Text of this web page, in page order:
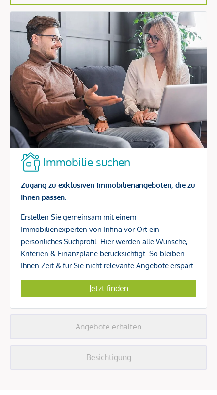
Immobilie suchen
Zugang zu exklusiven Immobilienangeboten, die zu
Ihnen passen.
Erstellen Sie gemeinsam mit einem
Immobilienexperten von Infina vor Ort ein
persönliches Suchprofil. Hier werden alle Wünsche,
Kriterien & Finanzpläne berücksichtigt. So bleiben
Ihnen Zeit & für Sie nicht relevante Angebote erspart.
Jetzt finden
Angebote erhalten
Besichtigung